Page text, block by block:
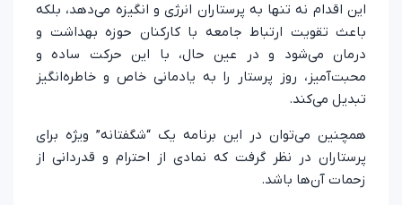
این اقدام نه تنها به پرستاران انرژی و انگیزه می‌دهد، بلکه
باعث تقویت ارتباط جامعه با کارکنان حوزه بهداشت و
درمان می‌شود و در عین حال، با این حرکت ساده و
محبت‌آمیز، روز پرستار را به یادمانی خاص و خاطره‌انگیز
تبدیل می‌کند.
همچنین می‌توان در این برنامه یک “شگفتانه” ویژه برای
پرستاران در نظر گرفت که نمادی از احترام و قدردانی از
زحمات آن‌ها باشد.